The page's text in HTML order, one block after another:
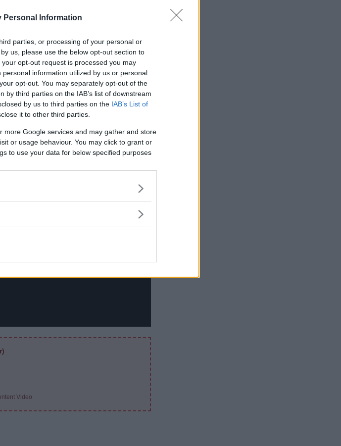
Personal Information
parties, or processing of your personal or
us, please use the below opt-out section to
opt-out request is processed you may
information utilized by us or personal
opt-out. You may separately opt-out of the
third parties on the IAB’s list of downstream
by us to third parties on the IAB’s List of
it to other third parties.
more Google services and may gather and store
or usage behaviour. You may click to grant or
to use your data for below specified purposes
jeg sa til Nakisai (Bidarian), greit, hvis
tilbake. Det blir som det blir og det
skal ta avgjørelsen.”
vil vises på min rekord, og jeg
gå og se på fotball.”
Video